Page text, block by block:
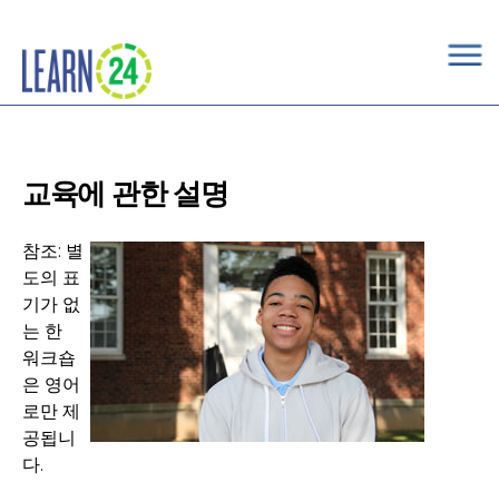
×
교육에 관한 설명
참조: 별
도의 표
기가 없
는 한
워크숍
은 영어
로만 제
공됩니
다.